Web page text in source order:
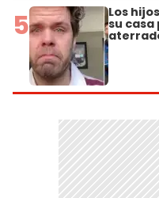
5 Los
su casa